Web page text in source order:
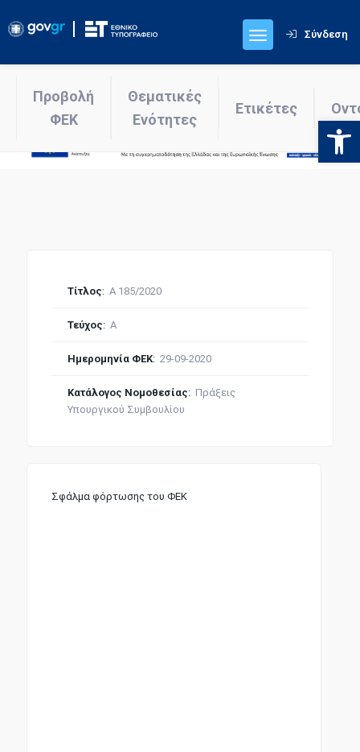
Σύνδεση
Προβολή
ΦΕΚ
Θεματικές
Ενότητες
Ετικέτες
Σφάλμα φόρτωσης του ΦΕΚ
Τίτλος: Α 185/2020
Τεύχος: Α
Ημερομηνία ΦΕΚ: 29-09-2020
Κατάλογος Νομοθεσίας: Πράξεις
Υπουργικού Συμβουλίου